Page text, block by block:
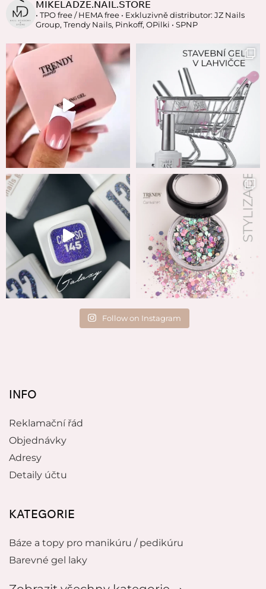
MIKELADZE.NAIL.STORE
• TPO free / HEMA free • Exkluzivně distributor: JZ Nails
Group, Trendy Nails, Pinkoff, OPilki • SPNP
Follow on Instagram
INFO
Reklamační řád
Objednávky
Adresy
Detaily účtu
KATEGORIE
Báze a topy pro manikúru / pedikúru
Barevné gel laky